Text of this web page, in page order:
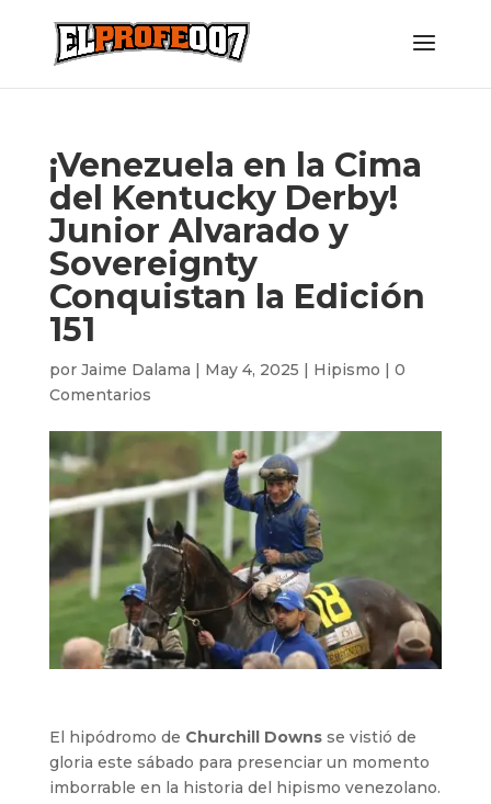
¡Venezuela en la Cima
del Kentucky Derby!
Junior Alvarado y
Sovereignty
Conquistan la Edición
151
por Jaime Dalama | May 4, 2025 | Hipismo | 0
Comentarios
El hipódromo de Churchill Downsse vistió de
gloria este sábado para presenciar un momento
imborrable en la historia del hipismo venezolano.